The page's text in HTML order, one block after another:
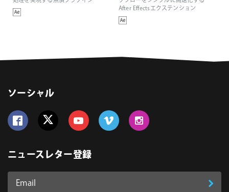
After Effectsエクステンション
ソーシャル
ニュースレター登録
Email
登